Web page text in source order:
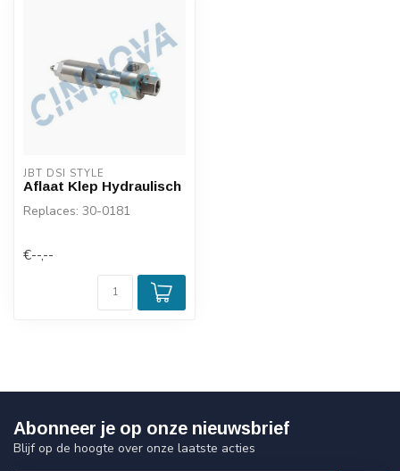
JBT DSI STYLE
Aflaat Klep Hydraulisch
Replaces: 30-0181
€--,--
Abonneer je op onze nieuwsbrief
Blijf op de hoogte over onze laatste acties